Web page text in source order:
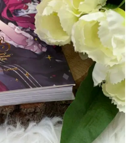
Księgarnie i kościopył – Travis Baldree